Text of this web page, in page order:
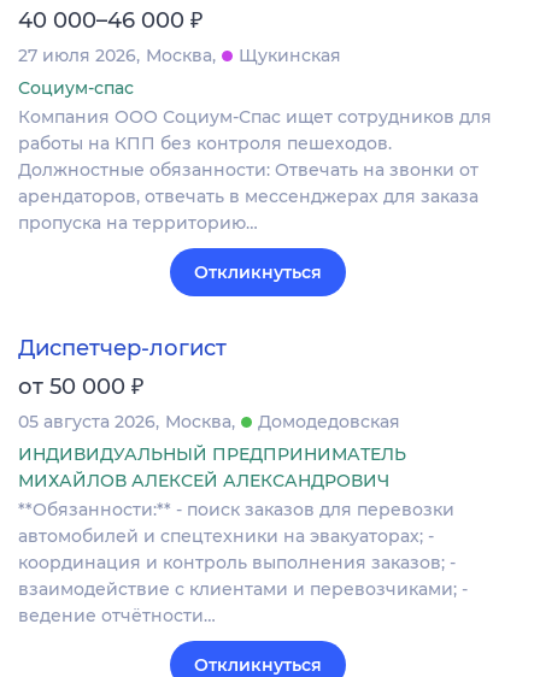
40 000–46 000 ₽
27 июля 2026 Москва
Щукинская
Социум-спас
Компания ООО Социум-Спас ищет сотрудников для
работы на КПП без контроля пешеходов.
Должностные обязанности: Отвечать на звонки от
арендаторов, отвечать в мессенджерах для заказа
пропуска на территорию…
Откликнуться
Диспетчер-логист
от 50 000 ₽
05 августа 2026 Москва
Домодедовская
ИНДИВИДУАЛЬНЫЙ ПРЕДПРИНИМАТЕЛЬ
МИХАЙЛОВ АЛЕКСЕЙ АЛЕКСАНДРОВИЧ
**Обязанности:** - поиск заказов для перевозки
автомобилей и спецтехники на эвакуаторах; -
координация и контроль выполнения заказов; -
взаимодействие с клиентами и перевозчиками; -
ведение отчётности…
Откликнуться